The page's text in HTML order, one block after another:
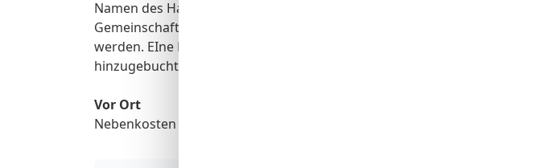
Namen des Hauses gekenzzeichnet ist und Waschmaschine/Trockner im
Gemeinschaftsserviceraum stehen ebenfalls zur Verfügung. Fahrräder
werden. EIne Erstausstattung an Bettwäsche und Handtüchern kann
hinzugebucht werden.
Vor Ort
Nebenkosten sind im Mietpreis enthalten.